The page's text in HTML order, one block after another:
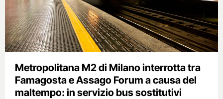
Metropolitana M2 di Milano interrotta tra
Famagosta e Assago Forum a causa del
maltempo: in servizio bus sostitutivi